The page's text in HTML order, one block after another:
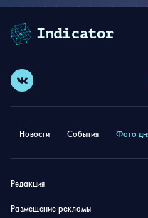
Новости События Фото
Редакция
Размещение рекламы